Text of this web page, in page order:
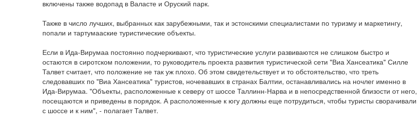
включены также водопад в Валасте и Оруский парк.
Также в число лучших, выбранных как зарубежными, так и эстонскими специалистами по туризму и маркетингу,
попали и тартумааские туристические объекты.
Если в Ида-Вирумаа постоянно подчеркивают, что туристические услуги развиваются не слишком быстро и
остаются в сиротском положении, то руководитель проекта развития туристической сети "Виа Хансеатика" Силле
Талвет считает, что положение не так уж плохо. Об этом свидетельствует и то обстоятельство, что треть
следовавших по "Виа Хансеатика" туристов, ночевавших в странах Балтии, останавливались на ночлег именно в
Ида-Вирумаа. "Объекты, расположенные к северу от шоссе Таллинн-Нарва и в непосредственной близости от него,
посещаются и приведены в порядок. А расположенные к югу должны еще потрудиться, чтобы туристы сворачивали
с шоссе и к ним", - полагает Талвет.